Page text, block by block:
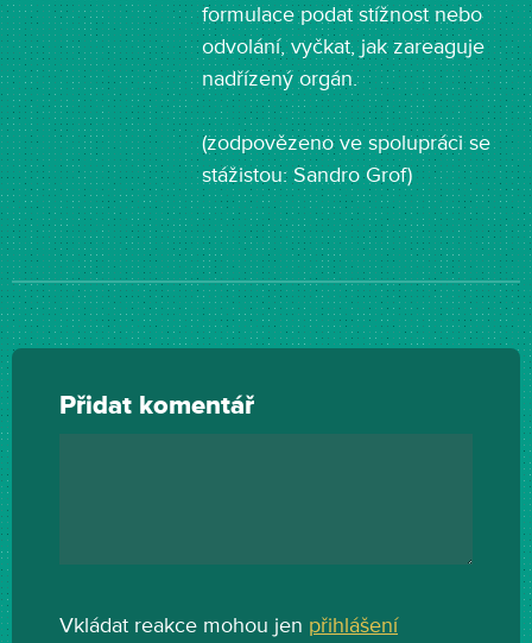
formulace podat stížnost nebo
odvolání, vyčkat, jak zareaguje
nadřízený orgán.
(zodpovězeno ve spolupráci se
stážistou: Sandro Grof)
Přidat komentář
Vkládat reakce mohou jen přihlášení